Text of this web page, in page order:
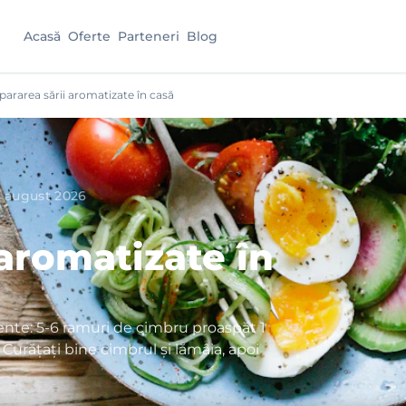
Acasă Oferte Parteneri Blog
sării aromatizate în casă
august 2026
în
5-6 ramuri de cimbru proaspăt 1
bine cimbrul și lămâia, apoi